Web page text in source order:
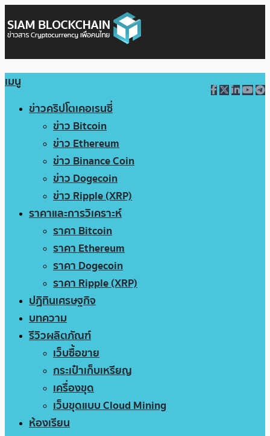
เมนู
ข่าวคริปโตเคอเรนซี่
ข่าว Bitcoin
ข่าว Ethereum
ข่าว Binance Coin
ข่าว Dogecoin
ข่าว Ripple (XRP)
ราคาและการวิเคราะห์
ราคา Bitcoin
ราคา Ethereum
ราคา Dogecoin
ราคา Ripple (XRP)
ปฏิทินเศรษฐกิจ
บทความ
รีวิวผลิตภัณฑ์
เว็บซื้อขาย
กระเป๋าเก็บเหรียญ
เครื่องขุด
เว็บขุดแบบ Cloud Mining
ห้องเรียน